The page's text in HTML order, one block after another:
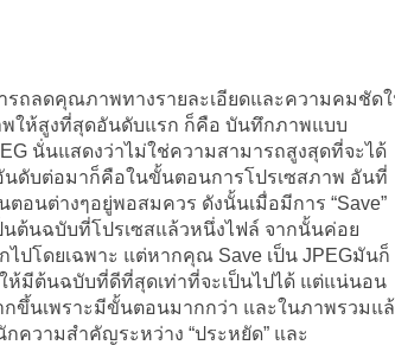
รถลดคุณภาพทางรายละเอียดและความคมชัด
พให้สูงที่สุดอันดับแรก ก็คือ บันทึกภาพแบบ
นั่นแสดงว่าไม่ใช่ความสามารถสูงสุดที่จะได้
นดับต่อมาก็คือในขั้นตอนการโปรเซสภาพ อันที่
อนต่างๆอยู่พอสมควร ดังนั้นเมื่อมีการ “Save”
นต้นฉบับที่โปรเซสแล้วหนึ่งไฟล์ จากนั้นค่อย
ไปโดยเฉพาะ แต่หากคุณ Save เป็น JPEGมันก็
มีต้นฉบับที่ดีที่สุดเท่าที่จะเป็นไปได้ แต่แน่นอน
ขึ้นเพราะมีขั้นตอนมากกว่า และในภาพรวมแ
วามสำคัญระหว่าง “ประหยัด” และ